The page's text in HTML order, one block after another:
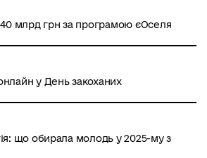
40 млрд грн за програмою єОселя
у День закоханих
що обирала молодь у 2025-му з